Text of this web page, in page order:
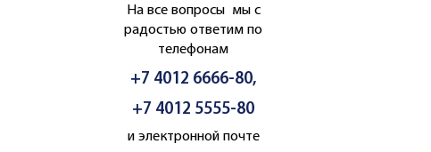
На все вопросы мы с
радостью ответим по
телефонам
+7 4012 6666-80,
+7 4012 5555-80
и электронной почте